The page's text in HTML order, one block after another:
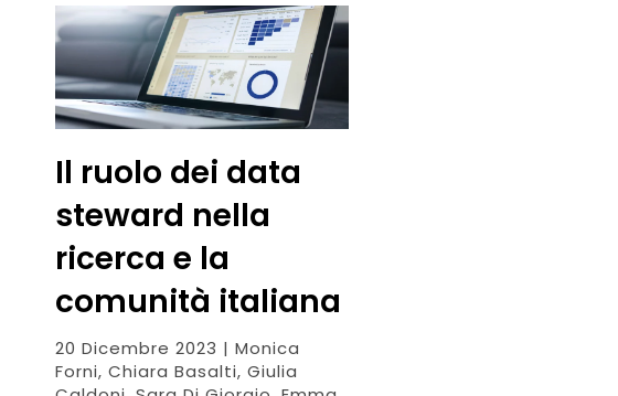
Il ruolo dei data
steward nella
ricerca e la
comunità italiana
20 Dicembre 2023 | Monica
Forni, Chiara Basalti, Giulia